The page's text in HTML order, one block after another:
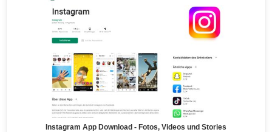
Instagram App Download - Fotos, Videos und Stories